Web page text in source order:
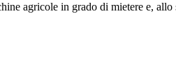
agricole in grado di mietere e,